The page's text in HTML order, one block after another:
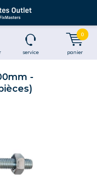
service panier
0
-